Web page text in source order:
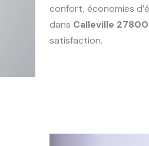
confort, économies
dans Calleville 27800
satisfaction.